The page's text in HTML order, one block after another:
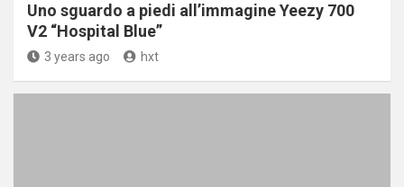
Uno sguardo a piedi all’immagine Yeezy 700
V2 “Hospital Blue”
3 years ago hxt